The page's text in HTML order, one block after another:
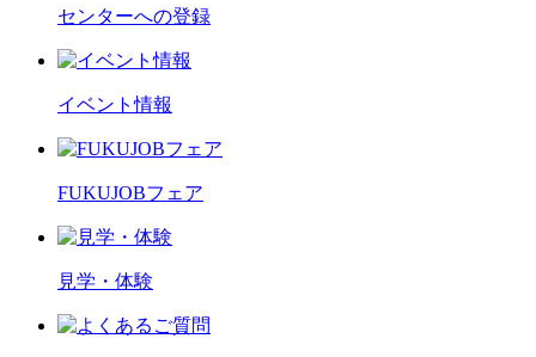
センターへの登録
イベント情報
FUKUJOBフェア
見学・体験